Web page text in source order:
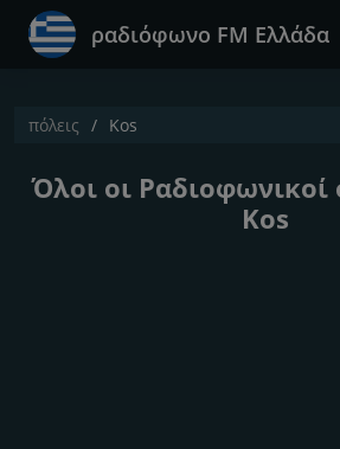
ραδιόφωνο FM Ελλάδα
πόλεις Kos
Όλοι οι Ραδιοφωνικοί
Kos